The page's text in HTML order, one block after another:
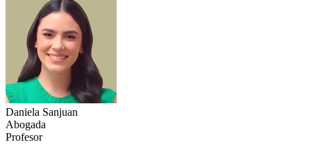
Daniela Sanjuan
Abogada
Profesor